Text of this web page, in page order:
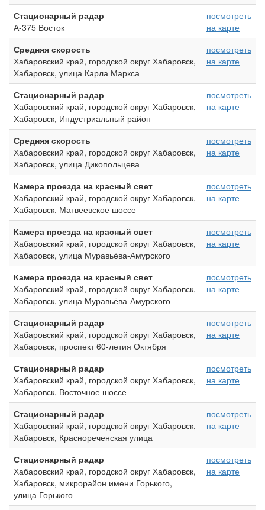
Стационарный радар
А-375 Восток
посмотреть
на карте
Средняя скорость
Хабаровский край, городской округ Хабаровск,
Хабаровск, улица Карла Маркса
посмотреть
на карте
Стационарный радар
Хабаровский край, городской округ Хабаровск,
Хабаровск, Индустриальный район
посмотреть
на карте
Средняя скорость
Хабаровский край, городской округ Хабаровск,
Хабаровск, улица Дикопольцева
посмотреть
на карте
Камера проезда на красный свет
Хабаровский край, городской округ Хабаровск,
Хабаровск, Матвеевское шоссе
посмотреть
на карте
Камера проезда на красный свет
Хабаровский край, городской округ Хабаровск,
Хабаровск, улица Муравьёва-Амурского
посмотреть
на карте
Камера проезда на красный свет
Хабаровский край, городской округ Хабаровск,
Хабаровск, улица Муравьёва-Амурского
посмотреть
на карте
Стационарный радар
Хабаровский край, городской округ Хабаровск,
Хабаровск, проспект 60-летия Октября
посмотреть
на карте
Стационарный радар
Хабаровский край, городской округ Хабаровск,
Хабаровск, Восточное шоссе
посмотреть
на карте
Стационарный радар
Хабаровский край, городской округ Хабаровск,
Хабаровск, Краснореченская улица
посмотреть
на карте
Стационарный радар
Хабаровский край, городской округ Хабаровск,
Хабаровск, микрорайон имени Горького,
улица Горького
посмотреть
на карте